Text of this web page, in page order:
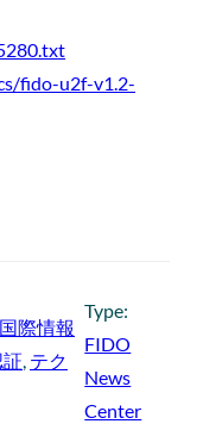
fido-u2f-v1.2-
際情報
, テク
Type:
FIDO
News
Center